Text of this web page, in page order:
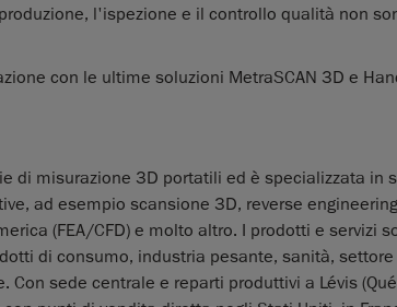
l'ispezione e il controllo qualità non
con le ultime soluzioni MetraSCAN 3D e
di misurazione 3D portatili ed è specializzata in
ad esempio scansione 3D, reverse
(FEA/CFD) e molto altro. I prodotti e servizi
di consumo, industria pesante, sanità,
sede centrale e reparti produttivi a Lévis